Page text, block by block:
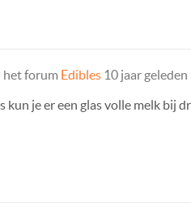
het forum Edibles 10 jaar geleden
je er een glas volle melk bij